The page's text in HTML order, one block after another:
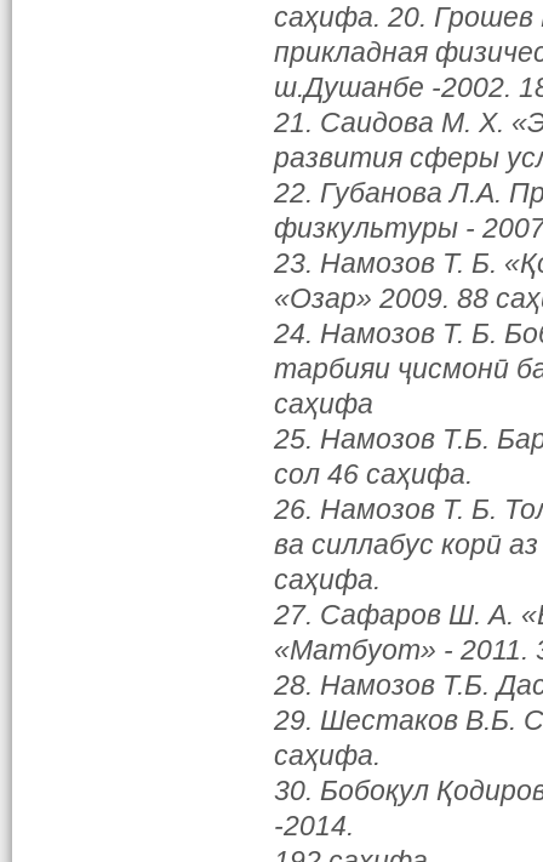
саҳифа. 20.
прикладная
ш.Душанбе -2002.
21. Саидова М. Х.
развития сферы
22. Губанова Л.А.
физкультуры -
23. Намозов Т. Б.
«Озар» 2009. 88
24. Намозов Т. Б.
тарбияи ҷисмонӣ
саҳифа
25. Намозов Т.Б.
сол 46 саҳифа.
26. Намозов Т. Б.
ва силлабус корӣ
саҳифа.
27. Сафаров Ш. А.
«Матбуот» - 2011.
28. Намозов Т.Б.
29. Шестаков В.Б.
саҳифа.
30. Бобоқул
-2014.